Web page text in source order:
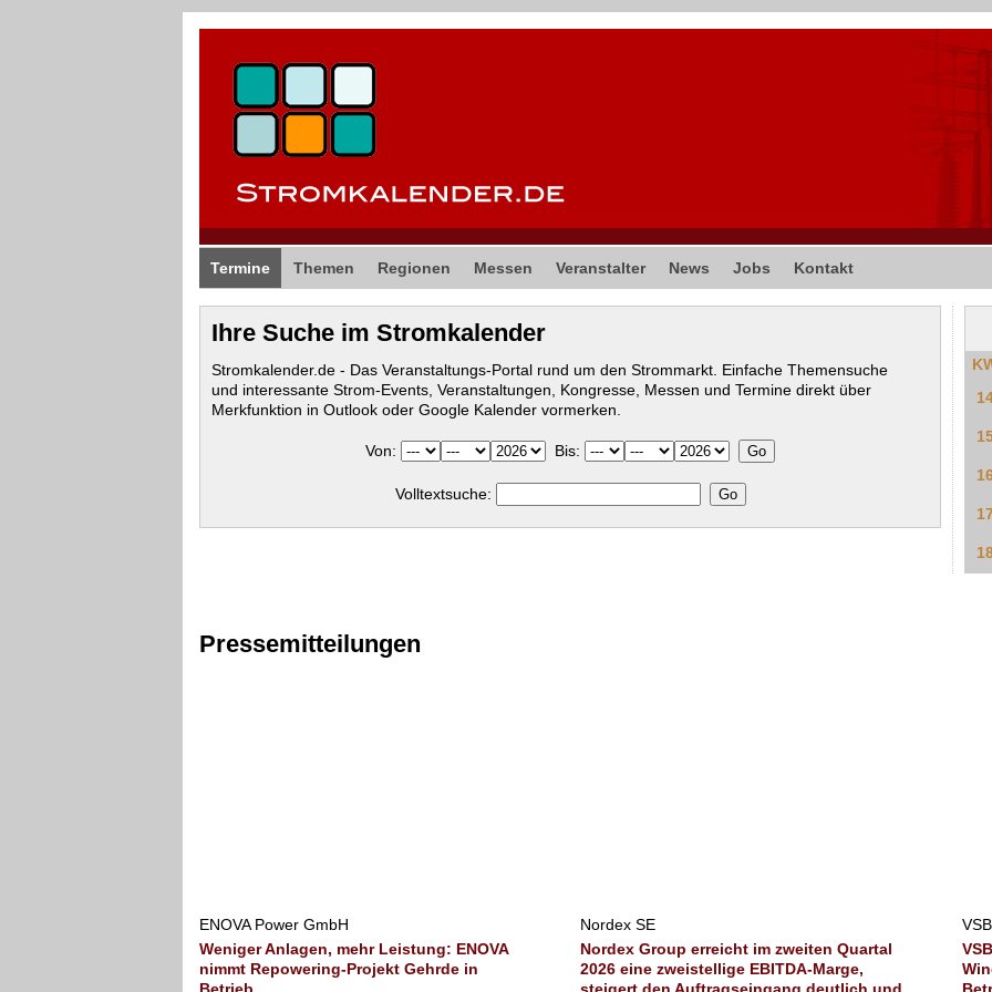
Termine Themen Regionen Messen Veranstalter News Jobs Kontakt
Ihre Suche im Stromkalender
Stromkalender.de - Das Veranstaltungs-Portal rund um den Strommarkt. Einfache Themensuche
und interessante Strom-Events, Veranstaltungen, Kongresse, Messen und Termine direkt über
Merkfunktion in Outlook oder Google Kalender vormerken.
Von: Bis:
Volltextsuche:
Pressemitteilungen
ENOVA Power GmbH
Weniger Anlagen, mehr Leistung: ENOVA
nimmt Repowering-Projekt Gehrde in
Nordex SE
Nordex Group erreicht im zweiten Quartal
2026 eine zweistellige EBITDA-Marge,